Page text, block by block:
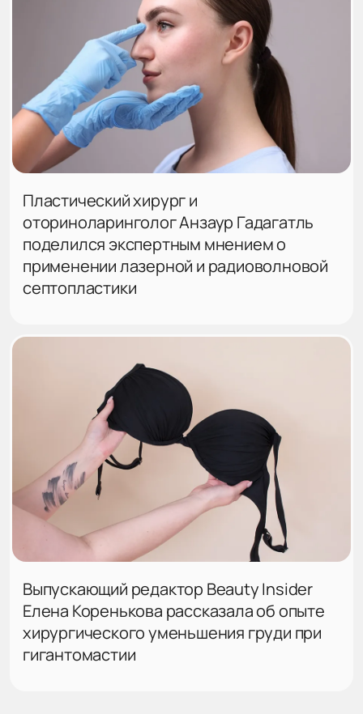
Пластический хирург и
оториноларинголог Анзаур Гадагатль
поделился экспертным мнением о
применении лазерной и радиоволновой
септопластики
Выпускающий редактор Beauty Insider
Елена Коренькова рассказала об опыте
хирургического уменьшения груди при
гигантомастии